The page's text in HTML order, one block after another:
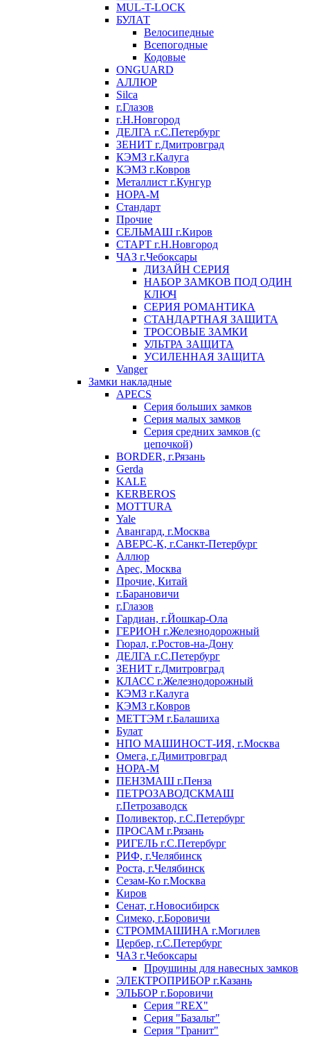
MUL-T-LOCK
БУЛАТ
Велосипедные
Всепогодные
Кодовые
ONGUARD
АЛЛЮР
Silca
г.Глазов
г.Н.Новгород
ДЕЛГА г.С.Петербург
ЗЕНИТ г.Дмитровград
КЭМЗ г.Калуга
КЭМЗ г.Ковров
Металлист г.Кунгур
НОРА-М
Стандарт
Прочие
СЕЛЬМАШ г.Киров
СТАРТ г.Н.Новгород
ЧАЗ г.Чебоксары
ДИЗАЙН СЕРИЯ
НАБОР ЗАМКОВ ПОД ОДИН
КЛЮЧ
СЕРИЯ РОМАНТИКА
СТАНДАРТНАЯ ЗАЩИТА
ТРОСОВЫЕ ЗАМКИ
УЛЬТРА ЗАЩИТА
УСИЛЕННАЯ ЗАЩИТА
Vanger
Замки накладные
APECS
Серия больших замков
Серия малых замков
Серия средних замков (с
цепочкой)
BORDER, г.Рязань
Gerda
KALE
KERBEROS
MOTTURA
Yale
Авангард, г.Москва
АВЕРС-К, г.Санкт-Петербург
Аллюр
Арес, Москва
Прочие, Китай
г.Барановичи
г.Глазов
Гардиан, г.Йошкар-Ола
ГЕРИОН г.Железнодорожный
Гюрал, г.Ростов-на-Дону
ДЕЛГА г.С.Петербург
ЗЕНИТ г.Дмитровград
КЛАСС г.Железнодорожный
КЭМЗ г.Калуга
КЭМЗ г.Ковров
МЕТТЭМ г.Балашиха
Булат
НПО МАШИНОСТ-ИЯ, г.Москва
Омега, г.Димитровград
НОРА-М
ПЕНЗМАШ г.Пенза
ПЕТРОЗАВОДСКМАШ
г.Петрозаводск
Поливектор, г.С.Петербург
ПРОСАМ г.Рязань
РИГЕЛЬ г.С.Петербург
РИФ, г.Челябинск
Роста, г.Челябинск
Сезам-Ко г.Москва
Киров
Сенат, г.Новосибирск
Симеко, г.Боровичи
СТРОММАШИНА г.Могилев
Цербер, г.С.Петербург
ЧАЗ г.Чебоксары
Проушины для навесных замков
ЭЛЕКТРОПРИБОР г.Казань
ЭЛЬБОР г.Боровичи
Серия "REX"
Серия "Базальт"
Серия "Гранит"